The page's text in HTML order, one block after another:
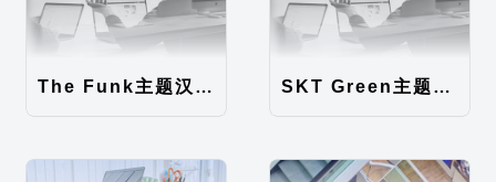
The Funk主题汉化包 SKT Green主题汉化包